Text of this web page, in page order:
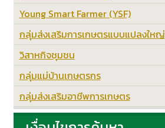
Young Smart Farmer (YSF)
กลุ่มส่งเสริมการเกษตรแบบแปลงใหญ่
วิสาหกิจชุมชน
กลุ่มแม่บ้านเกษตรกร
กลุ่มส่งเสริมอาชีพการเกษตร